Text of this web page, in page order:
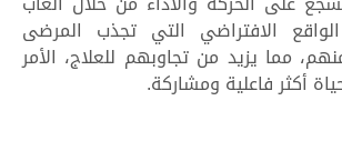
الافتراضي التي تجذب المرضى
مما يزيد من تجاوبهم للعلاج، الأمر
أكثر فاعلية ومشاركة.